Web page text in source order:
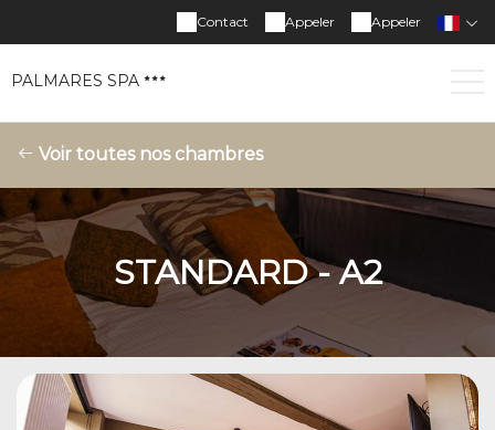
Appeler
Appeler
Contact
PALMARES SPA
Voir toutes nos chambres
STANDARD - A2